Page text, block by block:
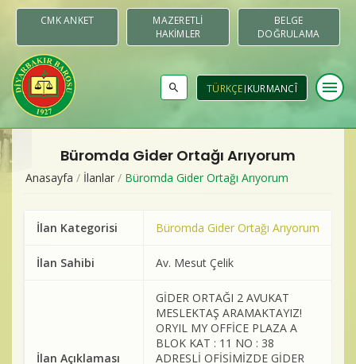
CMK ANKET
MAZERETLI
HAKIMLER
BELGE
DOĞRULAMA
TÜRKÇE KURMANCÎ menu
Baro Bültenleri
Büromda Gider Ortağı Arıyorum
Anasayfa / İlanlar / Büromda Gider Ortağı Arıyorum
İlan Kategorisi Büromda Gider Ortağı Arıyorum
İlan Sahibi Av. Mesut Çelik
İlan Açıklaması
GİDER ORTAĞI 2 AVUKAT
MESLEKTAŞ ARAMAKTAYIZ!
ORYIL MY OFFİCE PLAZA A
BLOK KAT : 11 NO : 38
ADRESLİ OFİSİMİZDE GİDER